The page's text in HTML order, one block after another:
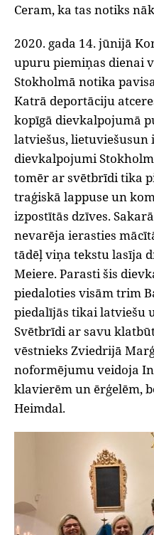
Ceram, ka tas notiks
2020. gada 14. jūnijā
upuru piemiņas dienai
Stokholmā notika
Katrā deportāciju
kopīgā dievkalpojumā
latviešus, lietuviešusun
dievkalpojumi
tomēr ar svētbrīdi tika
traģiskā lappuse un
izpostītās dzīves.
nevarēja ierasties
tādēļ viņa tekstu lasīja
Meiere. Parasti šis
piedaloties visām trim
piedalījās tikai latviešu
Svētbrīdi ar savu
vēstnieks Zviedrijā
noformējumu veidoja
klavierēm un ērģelēm,
Heimdal.